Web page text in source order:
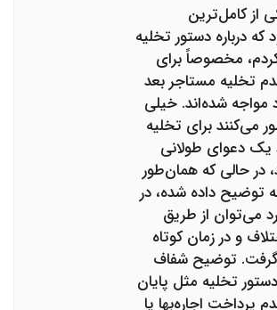
از کامل‌ترین
درباره دستور تخلیه
مخصوصاً برای
تخلیه مستاجر بعد
مواجه شده‌اند. خیلی
می‌کنند برای تخلیه
یک دعوای طولانی
در حالی که همان‌طور
توضیح داده شده، در
می‌توان از طریق
و در زمان کوتاه
گرفت. توضیح شفاف
تخلیه مثل پایان
پرداخت اجاره‌بها یا